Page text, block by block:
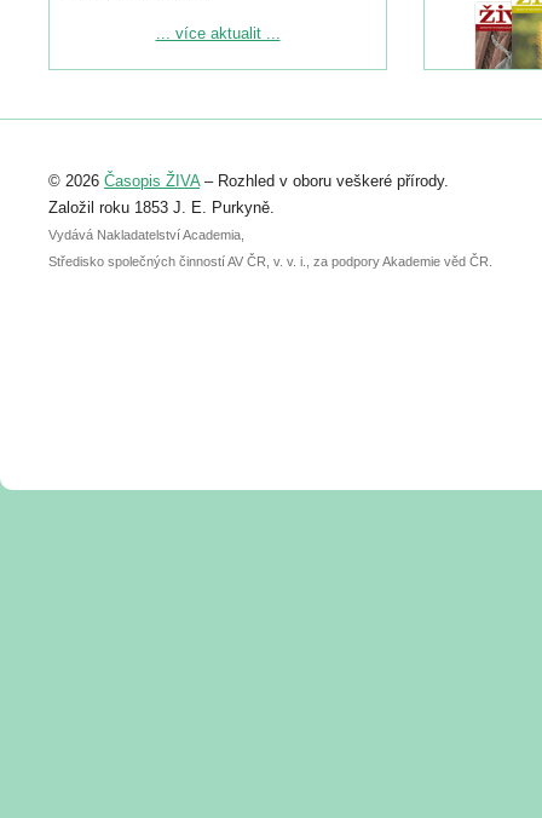
Podrobnější informace ke konferenci
Registrovat se můžete do 6. září.
abstraktu přihlášené přednášky nebo
posteru je už 30. června.
... více aktualit ...
© 2026 Časopis ŽIVA– Rozhled v oboru veškeré přírody.
Založil roku 1853 J. E. Purkyně.
Vydává Nakladatelství Academia,
Středisko společných činností AV ČR, v. v. i., za podpory Akademie věd ČR.